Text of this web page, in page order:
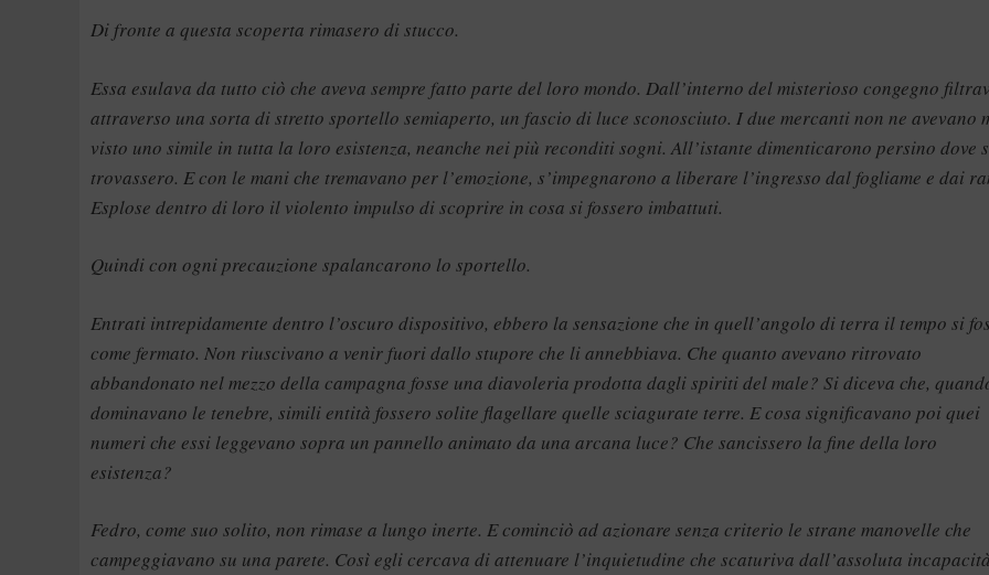
Di fronte a questa scoperta rimasero di stucco.
Essa esulava da tutto ciò che aveva sempre fatto parte del loro mondo. Dall’interno del misterioso congegno
attraverso una sorta di stretto sportello semiaperto, un fascio di luce sconosciuto. I due mercanti non ne avevano
visto uno simile in tutta la loro esistenza, neanche nei più reconditi sogni. All’istante dimenticarono persino dove
trovassero. E con le mani che tremavano per l’emozione, s’impegnarono a liberare l’ingresso dal fogliame e dai
Esplose dentro di loro il violento impulso di scoprire in cosa si fossero imbattuti.
Quindi con ogni precauzione spalancarono lo sportello.
Entrati intrepidamente dentro l’oscuro dispositivo, ebbero la sensazione che in quell’angolo di terra il tempo si
come fermato. Non riuscivano a venir fuori dallo stupore che li annebbiava. Che quanto avevano ritrovato
abbandonato nel mezzo della campagna fosse una diavoleria prodotta dagli spiriti del male? Si diceva che,
dominavano le tenebre, simili entità fossero solite flagellare quelle sciagurate terre. E cosa significavano poi quei
numeri che essi leggevano sopra un pannello animato da una arcana luce? Che sancissero la fine della loro
esistenza?
Fedro, come suo solito, non rimase a lungo inerte. E cominciò ad azionare senza criterio le strane manovelle che
campeggiavano su una parete. Così egli cercava di attenuare l’inquietudine che scaturiva dall’assoluta